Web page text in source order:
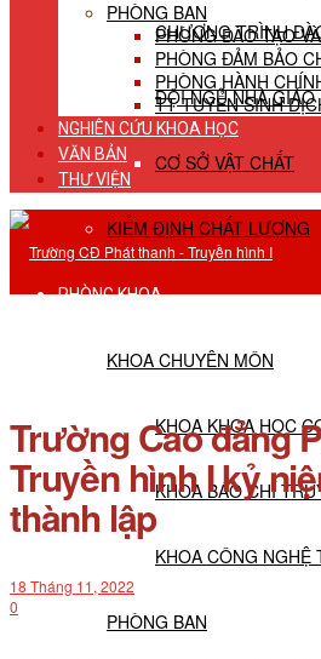
CHƯƠNG TRÌNH
ĐỘI NGŨ NHÀ GIÁO
CƠ SỞ VẬT CHẤT
KIỂM ĐỊNH CHẤT LƯỢNG
PHÒNG KHOA
KHOA CHUYÊN MÔN
KHOA KHOA HỌC
KHOA BÁO CHÍ
KHOA CÔNG NGHỆ
PHÒNG BAN
PHÒNG BAN
PHÒNG ĐÀO TẠO
PHÒNG ĐẢM BẢO
PHÒNG HÀNH
TT TUYỂN SINH
NGHIÊN CỨU KHOA HỌC
VĂN BẢN
THƯ VIỆN
Trường Cao đẳng
Truyền hình I kỷ
thành lập
18 Tháng 11, 2022
0